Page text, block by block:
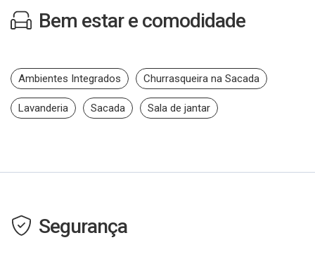
Bem estar e comodidade
Ambientes Integrados Churrasqueira na Sacada
Lavanderia Sacada Sala de jantar
Segurança